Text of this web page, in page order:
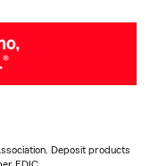
Deposit products